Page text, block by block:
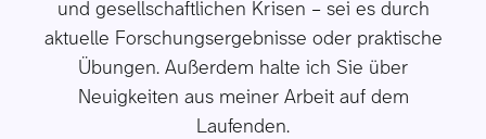
und gesellschaftlichen Krisen – sei es durch
aktuelle Forschungsergebnisse oder praktische
Übungen. Außerdem halte ich Sie über
Neuigkeiten aus meiner Arbeit auf dem
Laufenden.